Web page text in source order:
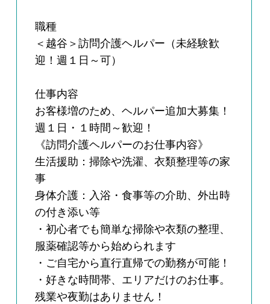
職種
＜越谷＞訪問介護ヘルパー（未経験歓
迎！週１日～可）
仕事内容
お客様増のため、ヘルパー追加大募集！
週１日・１時間～歓迎！
《訪問介護ヘルパーのお仕事内容》
生活援助：掃除や洗濯、衣類整理等の家
事
身体介護：入浴・食事等の介助、外出時
の付き添い等
・初心者でも簡単な掃除や衣類の整理、
服薬確認等から始められます
・ご自宅から直行直帰での勤務が可能！
・好きな時間帯、エリアだけのお仕事。
残業や夜勤はありません！